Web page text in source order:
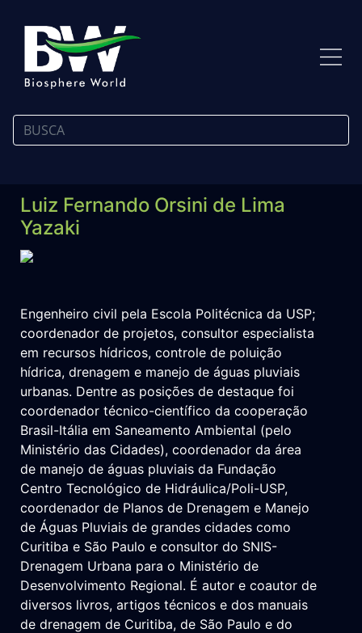
Luiz Fernando Orsini de Lima
Yazaki
Engenheiro civil pela Escola Politécnica da USP;
coordenador de projetos, consultor especialista
em recursos hídricos, controle de poluição
hídrica, drenagem e manejo de águas pluviais
urbanas. Dentre as posições de destaque foi
coordenador técnico-científico da cooperação
Brasil-Itália em Saneamento Ambiental (pelo
Ministério das Cidades), coordenador da área
de manejo de águas pluviais da Fundação
Centro Tecnológico de Hidráulica/Poli-USP,
coordenador de Planos de Drenagem e Manejo
de Águas Pluviais de grandes cidades como
Curitiba e São Paulo e consultor do SNIS-
Drenagem Urbana para o Ministério de
Desenvolvimento Regional. É autor e coautor de
diversos livros, artigos técnicos e dos manuais
de drenagem de Curitiba, de São Paulo e do